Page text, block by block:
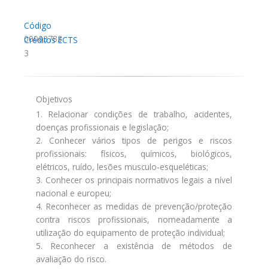
Código
00003783
Créditos ECTS
3
Objetivos
1. Relacionar condições de trabalho, acidentes,
doenças profissionais e legislação;
2. Conhecer vários tipos de perigos e riscos
profissionais: físicos, químicos, biológicos,
elétricos, ruído, lesões musculo-esqueléticas;
3. Conhecer os principais normativos legais a nível
nacional e europeu;
4. Reconhecer as medidas de prevenção/proteção
contra riscos profissionais, nomeadamente a
utilização do equipamento de proteção individual;
5. Reconhecer a existência de métodos de
avaliação do risco.